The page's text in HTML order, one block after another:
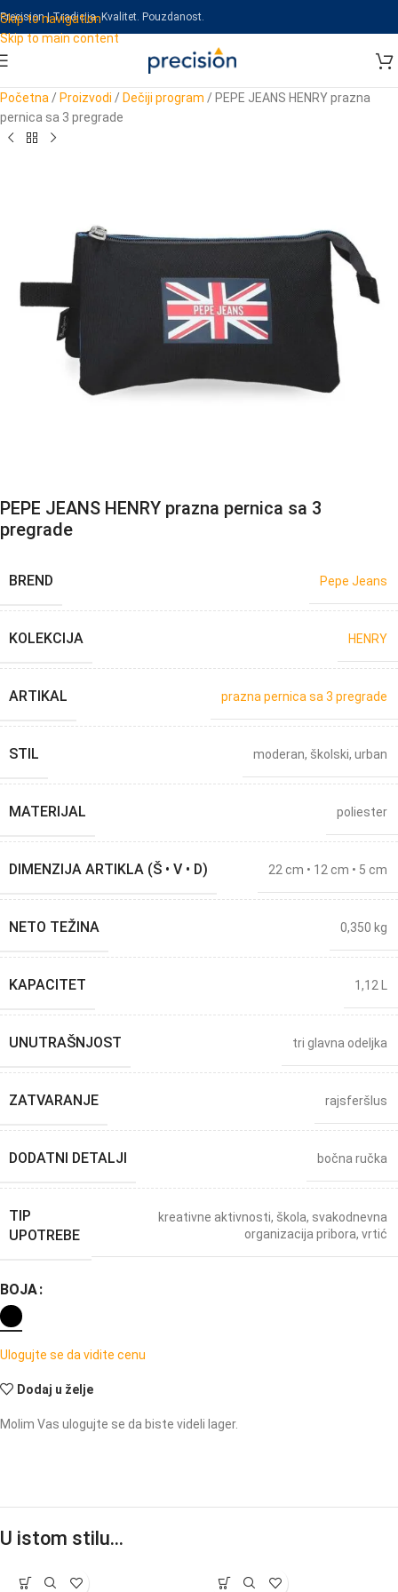
Skip to navigation
Skip to main content
Precision | Tradicija. Kvalitet. Pouzdanost.
Početna / Proizvodi / Dečiji program / PEPE JEANS HENRY prazna
pernica sa 3 pregrade
PEPE JEANS HENRY prazna pernica sa 3
pregrade
BREND Pepe Jeans
KOLEKCIJA HENRY
ARTIKAL prazna pernica sa 3 pregrade
STIL moderan, školski, urban
MATERIJAL poliester
DIMENZIJA ARTIKLA (Š • V • D) 22 cm • 12 cm • 5 cm
NETO TEŽINA 0,350 kg
KAPACITET 1,12 L
UNUTRAŠNJOST tri glavna odeljka
ZATVARANJE rajsferšlus
DODATNI DETALJI bočna ručka
TIP
UPOTREBE
kreativne aktivnosti, škola, svakodnevna
organizacija pribora, vrtić
BOJA
Ulogujte se da vidite cenu
Dodaj u želje
Molim Vas ulogujte se da biste videli lager.
U istom stilu…